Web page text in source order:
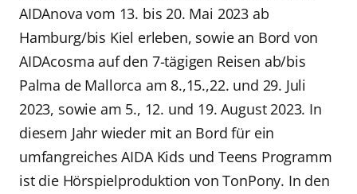
AIDAnova vom 13. bis 20. Mai 2023 ab
Hamburg/bis Kiel erleben, sowie an Bord von
AIDAcosma auf den 7-tägigen Reisen ab/bis
Palma de Mallorca am 8.,15.,22. und 29. Juli
2023, sowie am 5., 12. und 19. August 2023. In
diesem Jahr wieder mit an Bord für ein
umfangreiches AIDA Kids und Teens Programm
ist die Hörspielproduktion von TonPony. In den